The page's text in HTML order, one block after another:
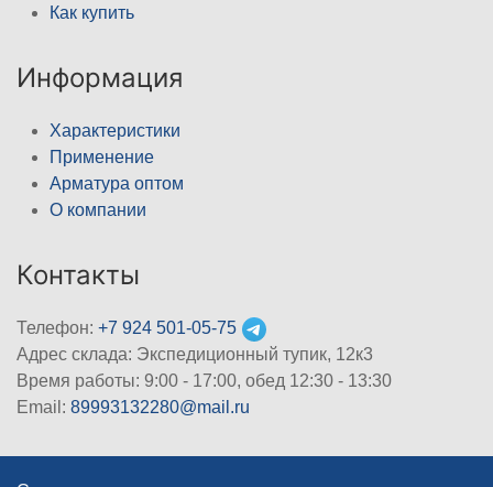
Как купить
Информация
Характеристики
Применение
Арматура оптом
О компании
Контакты
Телефон: +7 924 501-05-75
Адрес склада: Экспедиционный тупик, 12к3
Время работы: 9:00 - 17:00, обед 12:30 - 13:30
Email: 89993132280@mail.ru